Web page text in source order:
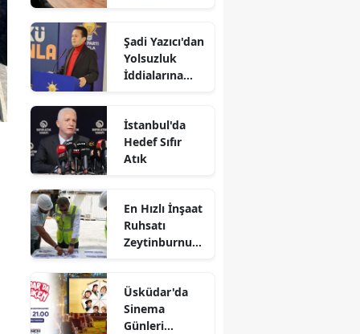
Şadi Yazıcı'dan
Yolsuzluk
İddialarına
İstanbul'da
Hedef Sıfır
Atık
En Hızlı İnşaat
Ruhsatı
Zeytinburnu
Üsküdar'da
Sinema
Günleri